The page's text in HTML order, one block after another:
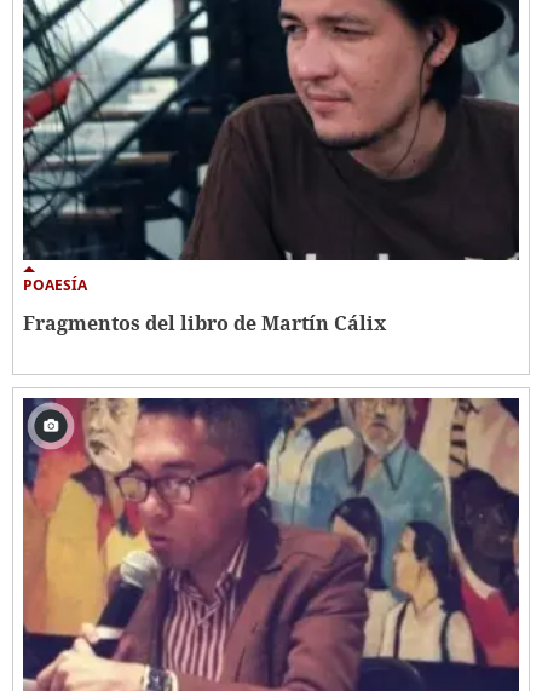
POAESÍA
Fragmentos del libro de Martín Cálix